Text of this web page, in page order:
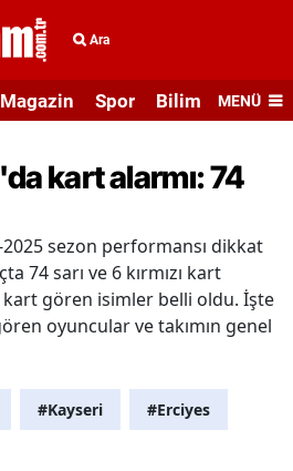
Ara
Magazin Spor Bilim veMENÜ
kart alarmı: 74
2025 sezon performansı dikkat
74 sarı ve 6 kırmızı kart
kart gören isimler belli oldu. İşte
oyuncular ve takımın genel
#Kayseri #Erciyes